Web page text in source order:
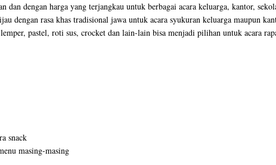
dan dengan harga yang terjangkau untuk berbagai acara keluarga, kantor,
dengan rasa khas tradisional jawa untuk acara syukuran keluarga maupun
pastel, roti sus, crocket dan lain-lain bisa menjadi pilihan untuk acara
snack
masing-masing